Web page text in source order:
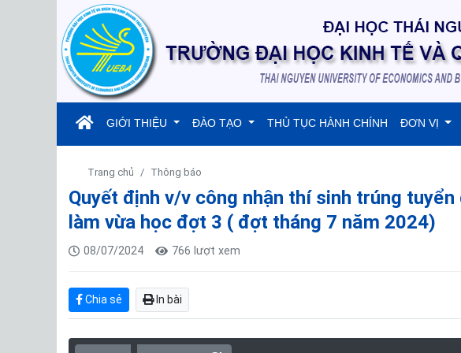
(current)
GIỚI THIỆU ĐÀO TẠO THỦ TỤC HÀNH CHÍNH ĐƠN VỊ
Trang chủ Thông báo
Quyết định v/v công nhận thí sinh trúng
làm vừa học đợt 3 ( đợt tháng 7 năm 2024)
08/07/2024 766 lượt xem
Chia sẻ In bài